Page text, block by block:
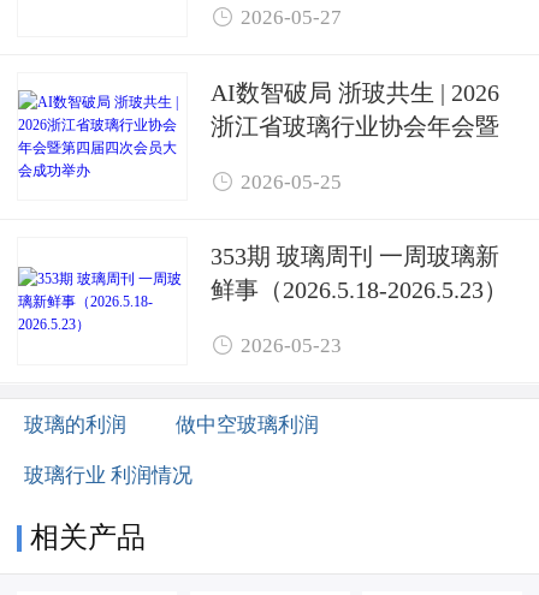
 2026-05-27
AI数智破局 浙玻共生 | 2026
浙江省玻璃行业协会年会暨
办
 2026-05-25
353期 玻璃周刊 一周玻璃新
鲜事（2026.5.18-2026.5.23）
 2026-05-23
玻璃的利润 做中空玻璃利润
玻璃行业 利润情况
相关产品